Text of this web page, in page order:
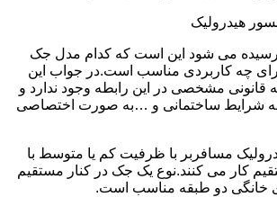
هیدرولیک
می شود این است که کدام مدل جک
چه کاربردی مناسب است.در جواب این
قانونی مشخصی در این رابطه وجود ندارد و
به شرایط ساختمانی و …به صورت اختصاصی
مسافربر با ظرفیت کم یا متوسط با
کار می کنند.نوع یک جک در کنار مستقیم
خانگی دو طبقه مناسب است.